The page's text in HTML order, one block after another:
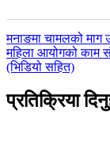
पछिल्लाे
-
मनाङमा चामलको माग
अघिल्लाे
-
महिला आयोगको काम
(भिडियो सहित)
प्रतिक्रिया